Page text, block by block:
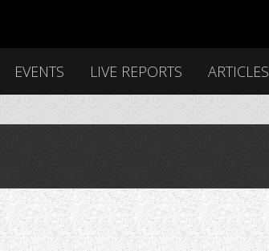
EVENTS LIVE REPORTS ARTICLES